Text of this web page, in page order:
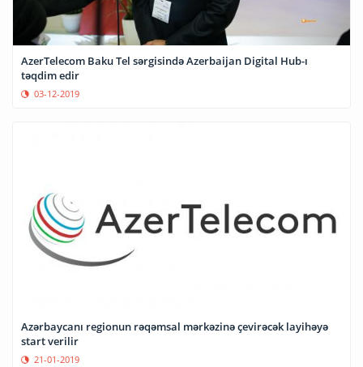
AzerTelecom Baku Tel sərgisində Azerbaijan Digital Hub-ı
təqdim edir
03-12-2019
Azərbaycanı regionun rəqəmsal mərkəzinə çevirəcək layihəyə
start verilir
21-01-2019